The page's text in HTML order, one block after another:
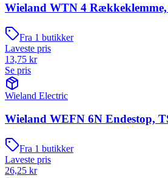
Wieland WTN 4
Fra 1 butikker
Laveste pris
13,75 kr
Se pris
Wieland Electric
Wieland WEFN 6N Endestop,
Fra 1 butikker
Laveste pris
26,25 kr